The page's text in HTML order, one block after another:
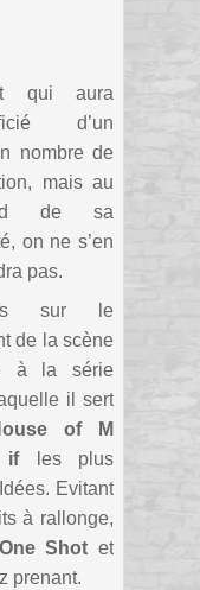
qui aura
d’un
nombre de
mais au
de sa
on ne s’en
pas.
sur le
de la scène
à la série
il sert
of M
ifles plus
Evitant
à rallonge,
One Shot et
prenant.